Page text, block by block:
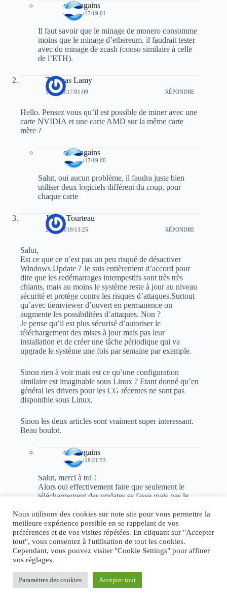
cryptogains
02/12/2017/19:01
Il faut savoir que le minage de monero consomme
moins que le minage d’ethereum, il faudrait tester
avec du minage de zcash (conso similaire à celle
de l’ETH).
Thomas Lamy
18/12/2017/01:09 RÉPONDRE
Hello. Pensez vous qu’il est possible de miner avec une
carte NVIDIA et une carte AMD sur la même carte
mère ?
cryptogains
18/12/2017/19:00
Salut, oui aucun problème, il faudra juste bien
utiliser deux logiciels différent du coup, pour
chaque carte
Julien Tourteau
23/01/2018/13:25 RÉPONDRE
Salut,
Est ce que ce n’est pas un peu risqué de désactiver
Windows Update ? Je suis entièrement d’accord pour
dire que les redémarrages intempestifs sont très très
chiants, mais au moins le système reste à jour au niveau
sécurité et protège contre les risques d’attaques.Surtout
qu’avec tiemviewer d’ouvert en permanence on
augmente les possibilitées d’attaques. Non ?
Je pense qu’il est plus sécurisé d’autoriser le
téléchargement des mises à jour mais pas leur
installation et de créer une tâche périodique qui va
upgrade le système une fois par semaine par exemple.
Sinon rien à voir mais est ce qu’une configuration
similaire est imaginable sous Linux ? Etant donné qu’en
général les drivers pour les CG récentes ne sont pas
disponible sous Linux.
Sinon les deux articles sont vraiment super interessant.
Beau boulot.
cryptogains
23/01/2018/21:53
Salut, merci à toi !
Alors oui effectivement faire que seulement le
téléchargement des updates se fasse mais pas le
les 2 ou 3 mois faire la mise à jour manuelle en
redémarrant le pc, pour aussi vérifier qu’on a bien
les derniers logiciels de mining en profiter pour
nettoyer un peu le rig, car la poussière arrive vite
et peut gêner les ventilateurs, car une fois par
semaine c’est un peu beaucoup, mais ca rendrais
tous les logiciels de mining se relance
automatiquement (ce n’est pas très compliqué à
Nous utilisons des cookies sur note site pour vous permettre la
meilleure expérience possible en se rappelant de vos
préférences et de vos visites répétées. En cliquant sur "Accepter
tout", vous consentez à l'utilisation de tout les cookies.
Cependant, vous pouvez visiter "Cookie Settings" pour affiner
vos réglages.
Paramètres des cookies Accepter tout